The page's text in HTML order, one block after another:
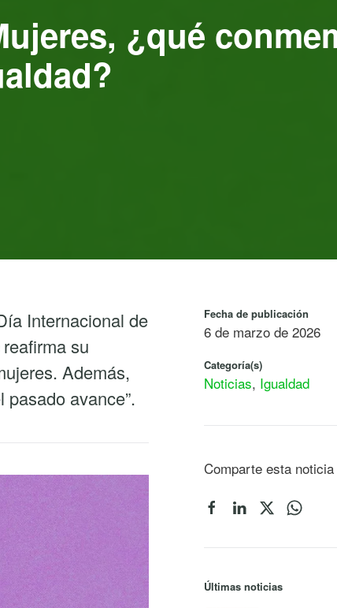
¿qué
Internacional de
su
Además,
avance”.
Fecha de publicación
6 de marzo de 2026
Categoría(s)
Noticias, Igualdad
Comparte esta noticia
Últimas noticias